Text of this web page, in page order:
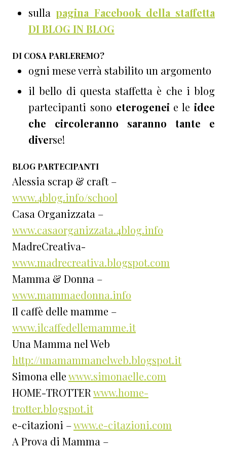
sulla pagina Facebook della staffetta
DI BLOG IN BLOG
DI COSA PARLEREMO?
ogni mese verrà stabilito un argomento
il bello di questa staffetta è che i blog
partecipanti sono eterogenei e leidee
che circoleranno saranno tante e
diverse!
BLOG PARTECIPANTI
Alessia scrap & craft –
www.4blog.info/school
Casa Organizzata –
www.casaorganizzata.4blog.info
MadreCreativa-
www.madrecreativa.blogspot.com
Mamma & Donna –
www.mammaedonna.info
Il caffè delle mamme –
www.ilcaffedellemamme.it
Una Mamma nel Web
http://unamammanelweb.blogspot.it
Simona ellewww.simonaelle.com
HOME-TROTTER www.home-
trotter.blogspot.it
e-citazioni –www.e-citazioni.com
A Prova di Mamma –